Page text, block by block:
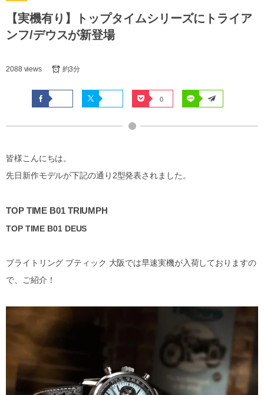
【実機有り】トップタイムシリーズにトライア
ンフ/デウスが新登場
2088 views 約3分
0
皆様こんにちは。
先日新作モデルが下記の通り2型発表されました。
TOP TIME B01 TRIUMPH
TOP TIME B01 DEUS
ブライトリング ブティック 大阪では早速実機が入荷しておりますの
で、ご紹介！